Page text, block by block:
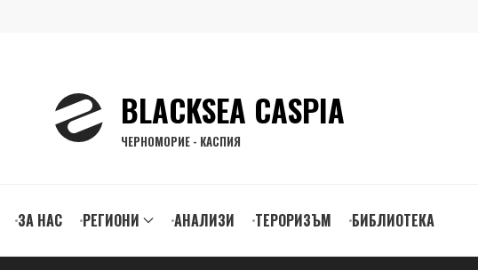
BLACKSEA CASPIA
ЧЕРНОМОРИЕ - КАСПИЯ
ЗА НАС РЕГИОНИ АНАЛИЗИ ТЕРОРИЗЪМ БИБЛИОТЕКА